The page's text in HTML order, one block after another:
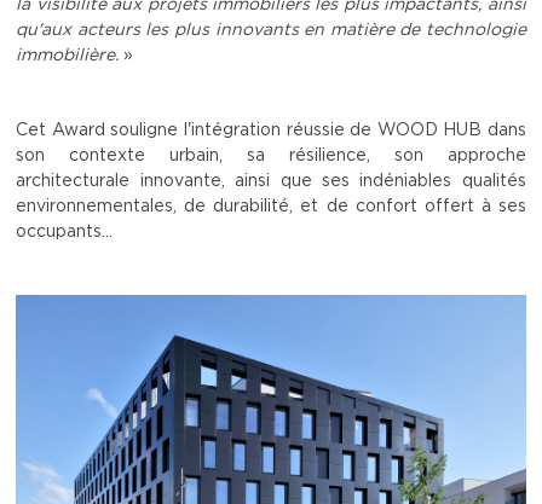
la visibilité aux projets immobiliers les plus impactants, ainsi
qu'aux acteurs les plus innovants en matière de technologie
immobilière. »
Cet Award souligne l'intégration réussie de WOOD HUB dans
son contexte urbain, sa résilience, son approche
architecturale innovante, ainsi que ses indéniables qualités
environnementales, de durabilité, et de confort offert à ses
occupants...